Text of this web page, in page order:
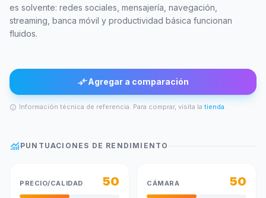
es solvente: redes sociales, mensajería, navegación,
streaming, banca móvil y productividad básica funcionan
fluidos.
compare_arrowsAgregar a comparación
info Información técnica de referencia. Para comprar, visita la tienda.
monitoring PUNTUACIONES DE RENDIMIENTO
PRECIO/CALIDAD 50 CÁMARA 50